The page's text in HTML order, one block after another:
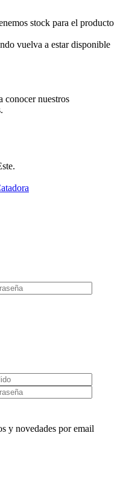
stock para el producto
vuelva a estar disponible
conocer nuestros
y novedades por email